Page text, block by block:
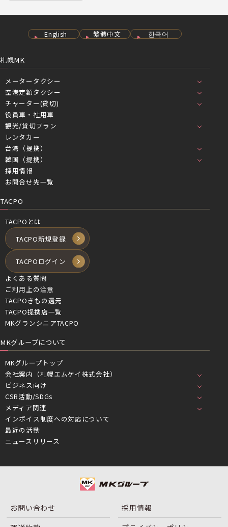
English 繁體中文 한국어
札幌MK
メータータクシー
空港定額タクシー
チャーター(貸切)
役員車・社用車
観光/貸切プラン
レンタカー
台湾（提携）
韓国（提携）
採用情報
お問合せ先一覧
TACPO
TACPOとは
TACPO新規登録
TACPOログイン
よくある質問
ご利用上の注意
TACPOきもの還元
TACPO提携店一覧
MKグランシニアTACPO
MKグループについて
MKグループトップ
会社案内（札幌エムケイ株式会社）
ビジネス向け
CSR活動/SDGs
メディア関連
インボイス制度への対応について
最近の活動
ニュースリリース
お問い合わせ
採用情報